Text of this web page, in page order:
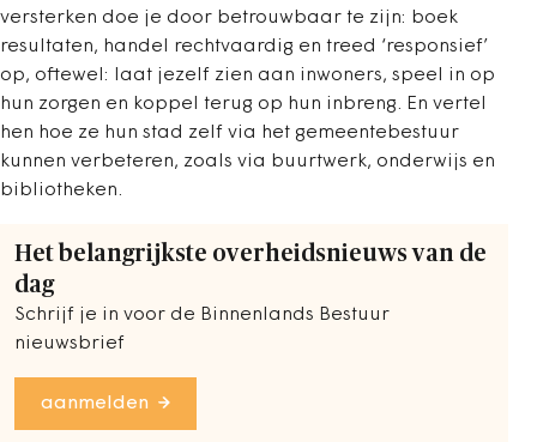
versterken doe je door betrouwbaar te zijn: boek
resultaten, handel rechtvaardig en treed ‘responsief’
op, oftewel: laat jezelf zien aan inwoners, speel in op
hun zorgen en koppel terug op hun inbreng. En vertel
hen hoe ze hun stad zelf via het gemeentebestuur
kunnen verbeteren, zoals via buurtwerk, onderwijs en
bibliotheken.
Het belangrijkste overheidsnieuws van de
dag
Schrijf je in voor de Binnenlands Bestuur
nieuwsbrief
aanmelden